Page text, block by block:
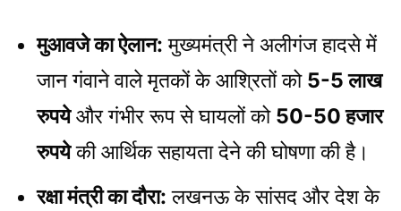
मुआवजे का ऐलान: मुख्यमंत्री ने अलीगंज हादसे में
जान गंवाने वाले मृतकों के आश्रितों को 5-5 लाख
रुपयेऔर गंभीर रूप से घायलों को 50-50 हजार
रुपयेकी आर्थिक सहायता देने की घोषणा की है।
रक्षा मंत्री का दौरा: लखनऊ के सांसद और देश के